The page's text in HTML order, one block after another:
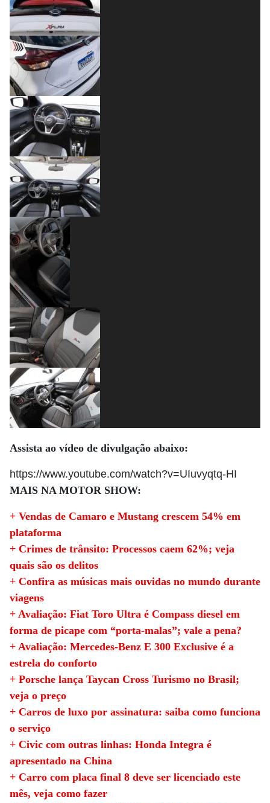
Assista ao vídeo de divulgação abaixo:
https://www.youtube.com/watch?v=UIuvyqtq-HI
MAIS NA MOTOR SHOW:
+ Vendas de Camaro e Mustang crescem 54% em
plataforma
+ Crimes de trânsito: Processos caem 62%; veja
quais são os delitos
+ Confira as músicas mais ouvidas no mundo durante
viagens
+ Avaliação: Fiat Toro Ultra é Compass diesel em
forma de picape com “porta-malas”; vale a pena?
+ Avaliação: Mercedes-Benz E 300 Exclusive é a
estrela do conforto
+ Porsche lança Taycan Cross Turismo no Brasil;
veja o preço
+ Carros de luxo por assinatura: saiba como funciona
o serviço
+ Civic com outras linhas: Honda Integra é
apresentado na China
+ Carro com placa final 8 deve ser licenciado este
mês, veja como fazer